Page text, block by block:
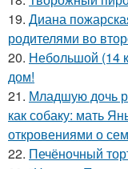
19. Диана
родителями во
20. Небольшой (14
дом!
21. Младшую дочь
как собаку: мать
откровениями о
22. Печёночный